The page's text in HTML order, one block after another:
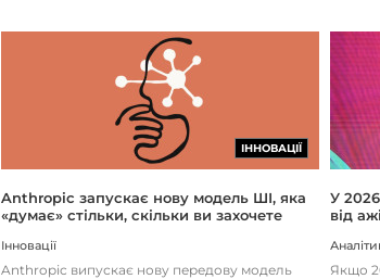
ІННОВАЦІЇ
Anthropic запускає нову модель ШІ, яка
«думає» стільки, скільки ви захочете
Інновації
Anthropic випускає нову передову модель
У
від
Якщо